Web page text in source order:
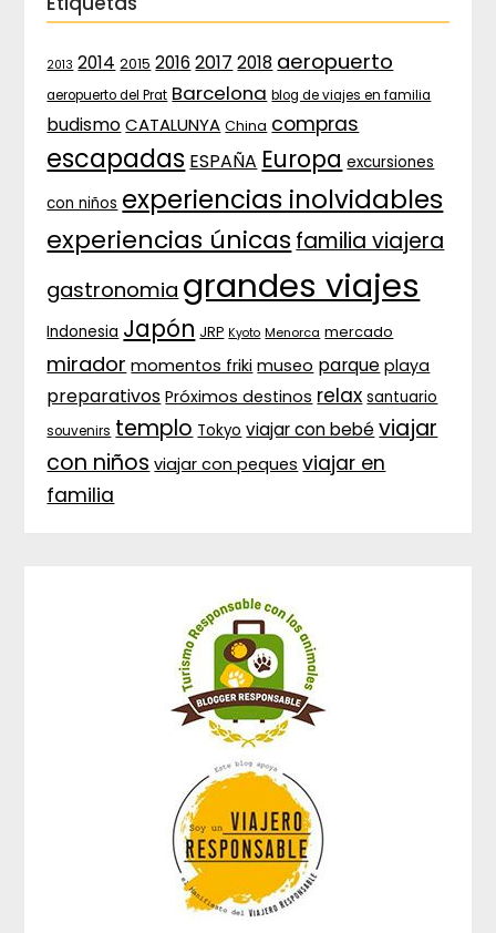
2013 2014 2015 2016 2017 2018 aeropuerto
aeropuerto del Prat Barcelona blog de viajes en familia
budismo CATALUNYA China compras
escapadas ESPAÑA Europa excursiones
con niños experiencias inolvidables
experiencias únicas familia viajera
gastronomia grandes viajes
Indonesia Japón JRP Kyoto Menorca mercado
mirador momentos friki museo parque playa
preparativos Próximos destinos relax santuario
souvenirs templo Tokyo viajar con bebé viajar
con niños viajar con peques viajar en
familia